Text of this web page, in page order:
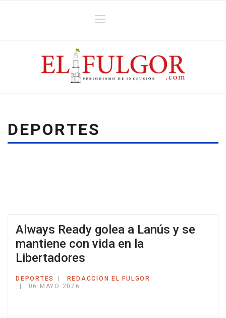
DEPORTES
Always Ready golea a Lanús y se
mantiene con vida en la
Libertadores
DEPORTES
REDACCIÓN EL FULGOR
06 MAYO 2026